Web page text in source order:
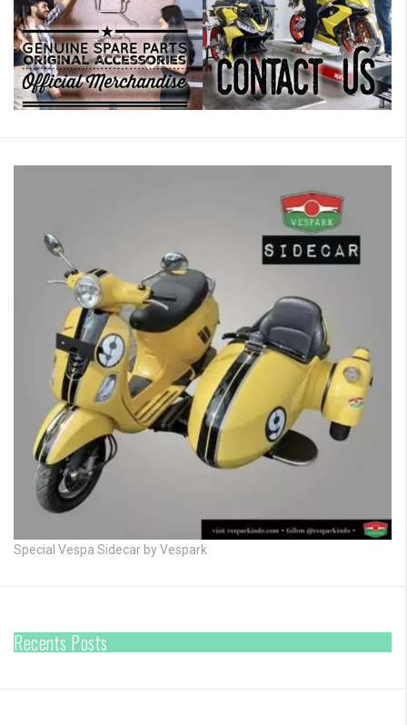
Special Vespa Sidecar by Vespark
Recents Posts